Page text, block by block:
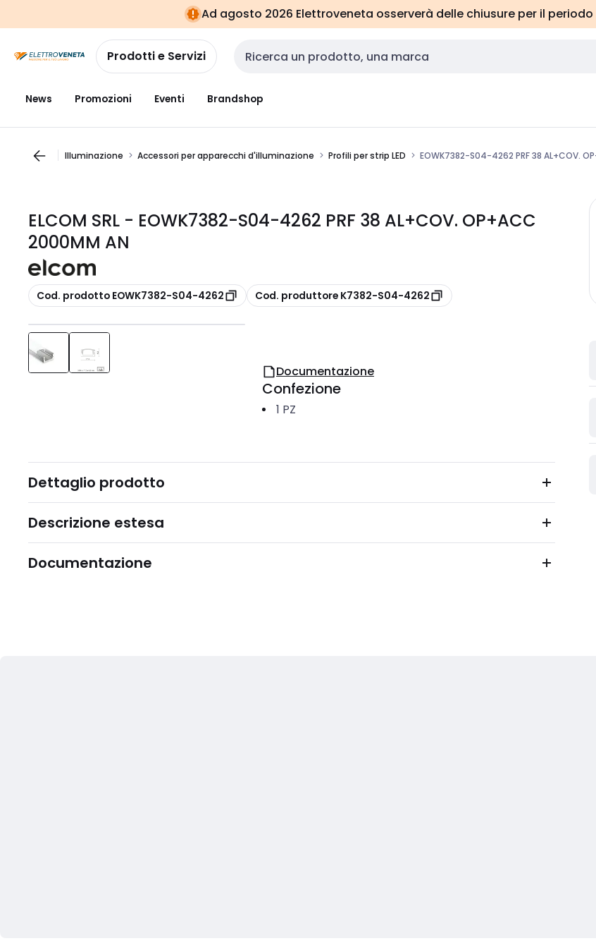
navigazionealla
pagina
Ad agosto 2026 Elettroveneta osserverà delle chiusure per il
Prodotti e Servizi Cerca input
News Promozioni Eventi Brandshop
Illuminazione Accessori per apparecchi d'illuminazione Profili per strip LED EOWK7382-S04-4262 PRF 38 AL+COV.
ELCOM SRL - EOWK7382-S04-4262 PRF 38 AL+COV. OP+ACC
2000MM AN
copia
Cod. prodotto EOWK7382-S04-4262 copia
Cod. produttore K7382-S04-4262
Documentazione
Confezione
1 PZ
Dettaglio prodotto
Descrizione estesa
Documentazione